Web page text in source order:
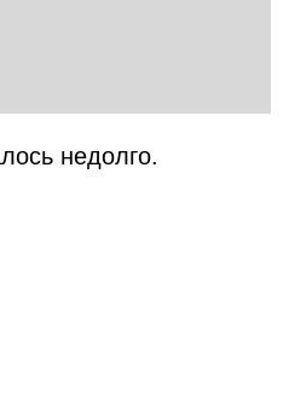
недолго.